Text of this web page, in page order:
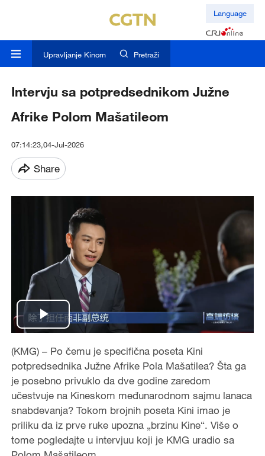
Language
Upravljanje Kinom Pretraži
Intervju sa potpredsednikom Južne
Afrike Polom Mašatileom
07:14:23,04-Jul-2026
Share
Play
Video
(KMG) – Po čemu je specifična poseta Kini
potpredsednika Južne Afrike Pola Mašatilea? Šta ga
je posebno privuklo da dve godine zaredom
učestvuje na Kineskom međunarodnom sajmu lanaca
snabdevanja? Tokom brojnih poseta Kini imao je
priliku da iz prve ruke upozna „brzinu Kine“. Više o
tome pogledajte u intervjuu koji je KMG uradio sa